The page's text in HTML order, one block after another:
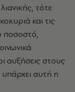
τότε
και τις
ποσοστό,
αυξήσεις στους
υπάρχει αυτή η